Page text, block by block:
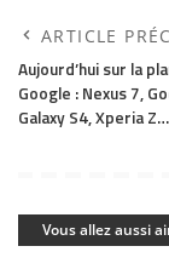
ARTICLE
Aujourd’hui sur la
Google : Nexus 7,
Galaxy S4, Xperia Z…
Vous allez aussi